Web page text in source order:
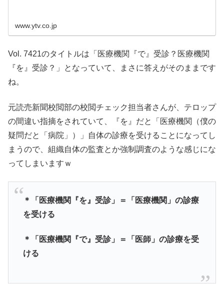
www.ytv.co.jp
Vol. 7421のタイトルは「医療機関『で』受診？医療機関
『を』受診？」となっていて、まさに答えがそのままです
ね。
元読売新聞校閲部の校閲チェック担当者さんが、テロップ
の間違い指摘をされていて、『を』だと「医療機関（僕の
疑問だと「病院」）」自体の診療を受けることになってし
まうので、組織自体の監査とか強制調査のような感じにな
ってしまいますｗ
＊「医療機関『を』受診」＝「医療機関」の診療
を受ける
＊「医療機関『で』受診」＝「医師」の診療を受
ける